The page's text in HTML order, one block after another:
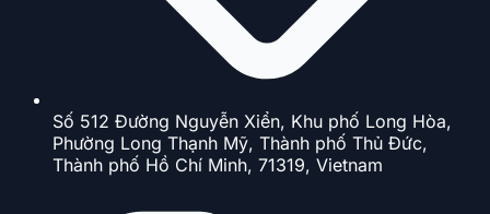
Số 512 Đường Nguyễn Xiển, Khu phố Long Hòa,
Phường Long Thạnh Mỹ, Thành phố Thủ Đức,
Thành phố Hồ Chí Minh, 71319, Vietnam